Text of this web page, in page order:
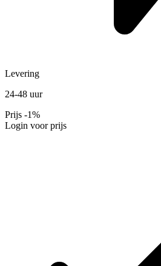
Levering
24-48 uur
Prijs -1%
Login voor prijs